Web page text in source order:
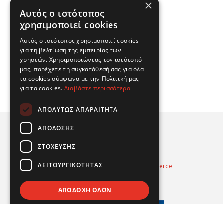
ΕΜΕΙΣ
ΕΣΕΙΣ
Powered byRadicode
nopCommerce
×
Αυτός ο ιστότοπος
χρησιμοποιεί cookies
Αυτός ο ιστότοπος χρησιμοποιεί cookies
για τη βελτίωση της εμπειρίας των
χρηστών. Χρησιμοποιώντας τον ιστότοπό
μας, παρέχετε τη συγκατάθεσή σας για όλα
τα cookies σύμφωνα με την Πολιτική μας
για τα cookies. Διαβάστε περισσότερα
ΑΠΟΛΎΤΩΣ ΑΠΑΡΑΊΤΗΤΑ
ΑΠΌΔΟΣΗΣ
ΣΤΌΧΕΥΣΗΣ
ΛΕΙΤΟΥΡΓΙΚΌΤΗΤΑΣ
ΑΠΟΔΟΧΉ ΌΛΩΝ